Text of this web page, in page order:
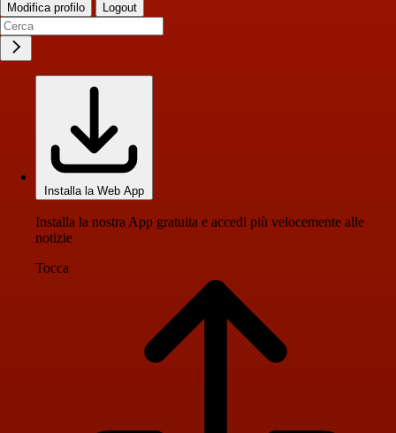
Modifica profilo Logout
Installa la Web App
Installa la nostra App gratuita e accedi più velocemente alle
notizie
Tocca